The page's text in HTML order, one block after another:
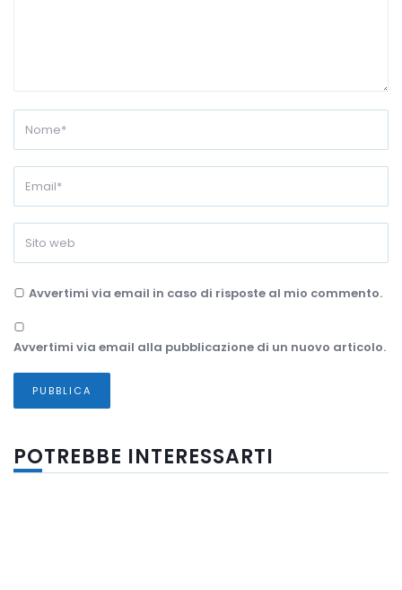
Avvertimi via email in caso di risposte al mio commento.
Avvertimi via email alla pubblicazione di un nuovo articolo.
POTREBBE INTERESSARTI